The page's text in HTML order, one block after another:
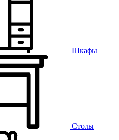
Шкафы
Столы